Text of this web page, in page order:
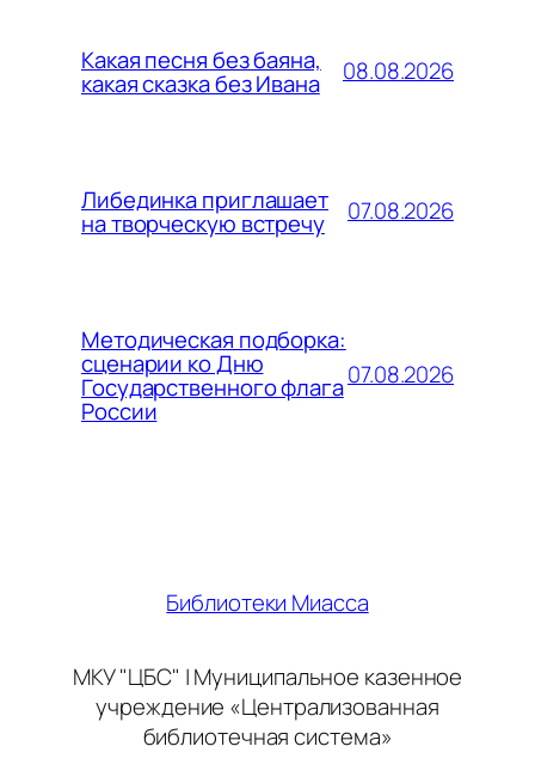
Какая песня без баяна,
какая сказка без Ивана 08.08.2026
Либединка приглашает
на творческую встречу 07.08.2026
Методическая подборка:
сценарии ко Дню
Государственного флага
России
07.08.2026
Библиотеки Миасса
МКУ "ЦБС" | Муниципальное казенное
учреждение «Централизованная
библиотечная система»